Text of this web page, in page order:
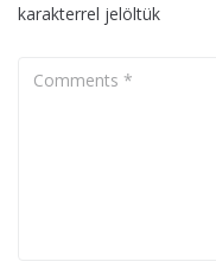
karakterrel jelöltük